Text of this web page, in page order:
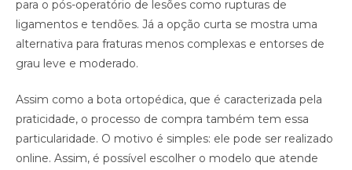
para o pós-operatório de lesões como rupturas de
ligamentos e tendões. Já a opção curta se mostra uma
alternativa para fraturas menos complexas e entorses de
grau leve e moderado.
Assim como a bota ortopédica, que é caracterizada pela
praticidade, o processo de compra também tem essa
particularidade. O motivo é simples: ele pode ser realizado
online. Assim, é possível escolher o modelo que atende